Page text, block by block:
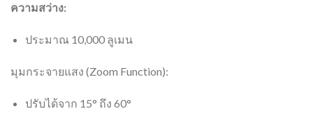
ความสว่าง:
ประมาณ 10,000 ลูเมน
มุมกระจายแสง (Zoom Function):
ปรับได้จาก 15° ถึง 60°